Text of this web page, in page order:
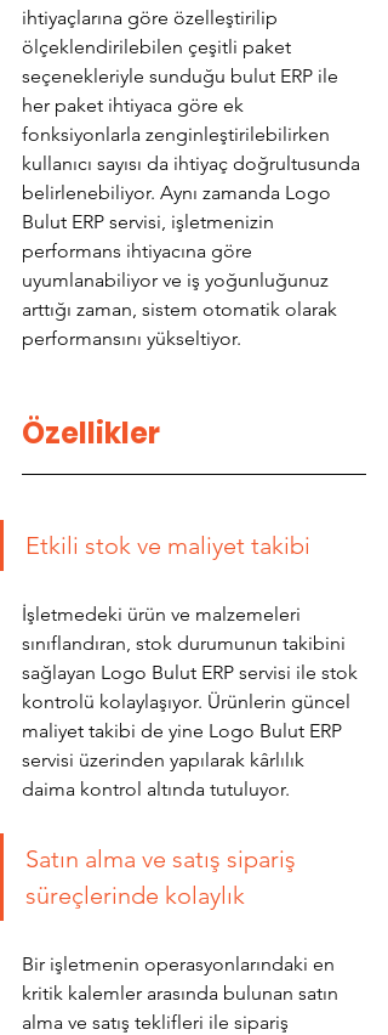
ihtiyaçlarına göre özelleştirilip
ölçeklendirilebilen çeşitli paket
seçenekleriyle sunduğu bulut ERP ile
her paket ihtiyaca göre ek
fonksiyonlarla zenginleştirilebilirken
kullanıcı sayısı da ihtiyaç doğrultusunda
belirlenebiliyor. Aynı zamanda Logo
Bulut ERP servisi, işletmenizin
performans ihtiyacına göre
uyumlanabiliyor ve iş yoğunluğunuz
arttığı zaman, sistem otomatik olarak
performansını yükseltiyor.
Özellikler
Etkili stok ve maliyet takibi
İşletmedeki ürün ve malzemeleri
sınıflandıran, stok durumunun takibini
sağlayan Logo Bulut ERP servisi ile stok
kontrolü kolaylaşıyor. Ürünlerin güncel
maliyet takibi de yine Logo Bulut ERP
servisi üzerinden yapılarak kârlılık
daima kontrol altında tutuluyor.
Satın alma ve satış sipariş
süreçlerinde kolaylık
Bir işletmenin operasyonlarındaki en
kritik kalemler arasında bulunan satın
alma ve satış teklifleri ile sipariş